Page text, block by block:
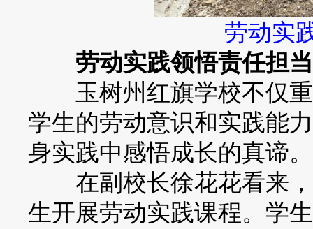
劳动实
劳动实践领悟责任担当
玉树州红旗学校不仅重
学生的劳动意识和实践能
身实践中感悟成长的真谛。
在副校长徐花花看来，
生开展劳动实践课程。学